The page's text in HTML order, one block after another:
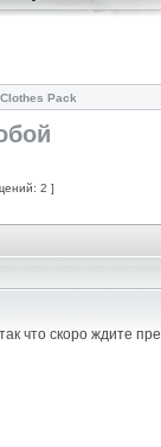
Clothes Pack
2 ]
что скоро ждите